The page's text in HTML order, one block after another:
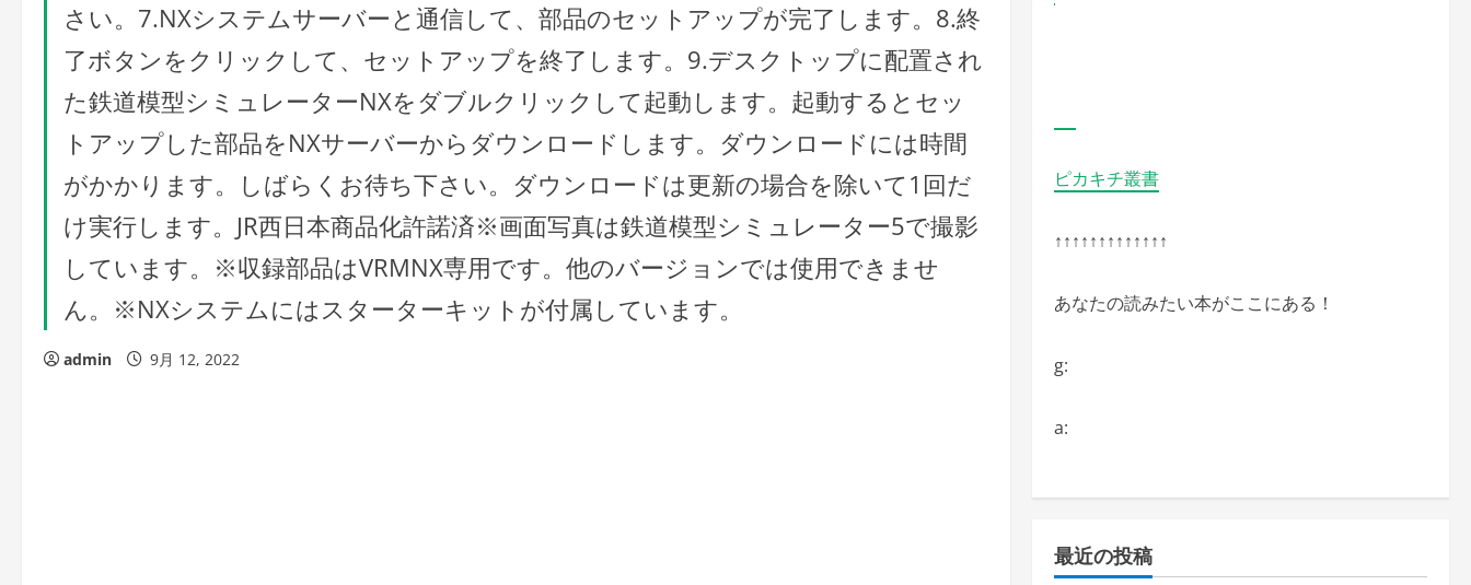
さい。7.NXシステムサーバーと通信して、部品のセットアップが完了します。8.終
了ボタンをクリックして、セットアップを終了します。9.デスクトップに配置され
た鉄道模型シミュレーターNXをダブルクリックして起動します。起動するとセッ
トアップした部品をNXサーバーからダウンロードします。ダウンロードには時間
がかかります。しばらくお待ち下さい。ダウンロードは更新の場合を除いて1回だ
け実行します。JR西日本商品化許諾済※画面写真は鉄道模型シミュレーター5で撮影
しています。※収録部品はVRMNX専用です。他のバージョンでは使用できませ
ん。※NXシステムにはスターターキットが付属しています。
admin 9月 12, 2022
ピカキチ叢書
↑↑↑↑↑↑↑↑↑↑↑↑↑
あなたの読みたい本がここにある！
g:
a:
最近の投稿